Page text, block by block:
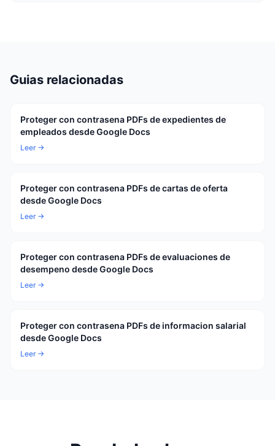
Guias relacionadas
Proteger con contrasena PDFs de expedientes de
empleados desde Google Docs
Leer →
Proteger con contrasena PDFs de cartas de oferta
desde Google Docs
Leer →
Proteger con contrasena PDFs de evaluaciones de
desempeno desde Google Docs
Leer →
Proteger con contrasena PDFs de informacion salarial
desde Google Docs
Leer →